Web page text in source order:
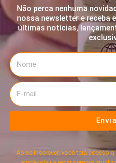
Não perca nenhuma
nossa newsletter e receba
últimas notícias,
Ao se inscrever, você terá acesso